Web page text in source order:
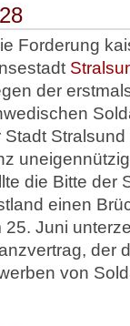
Forderung
der
Stadt
die Bitte der
einen
25. Juni
der
von